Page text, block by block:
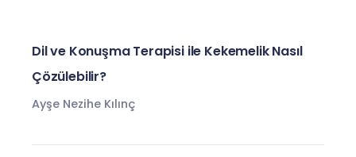
Dil ve Konuşma Terapisi ile Kekemelik Nasıl
Çözülebilir?
Ayşe Nezihe Kılınç